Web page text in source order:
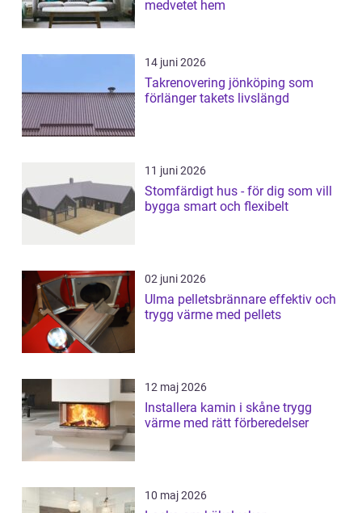
medvetet hem
14 juni 2026
Takrenovering jönköping som
förlänger takets livslängd
11 juni 2026
Stomfärdigt hus - för dig som vill
bygga smart och flexibelt
02 juni 2026
Ulma pelletsbrännare effektiv och
trygg värme med pellets
12 maj 2026
Installera kamin i skåne trygg
värme med rätt förberedelser
10 maj 2026